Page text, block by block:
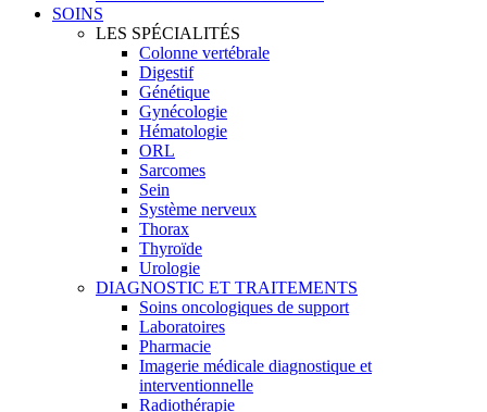
SOINS
LES SPÉCIALITÉS
Colonne vertébrale
Digestif
Génétique
Gynécologie
Hématologie
ORL
Sarcomes
Sein
Système nerveux
Thorax
Thyroïde
Urologie
DIAGNOSTIC ET TRAITEMENTS
Soins oncologiques de support
Laboratoires
Pharmacie
Imagerie médicale diagnostique et
interventionnelle
Radiothérapie